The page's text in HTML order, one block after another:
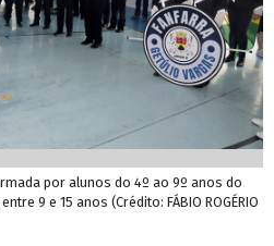
por alunos do 4º ao 9º anos do
9 e 15 anos (Crédito: FÁBIO ROGÉRIO